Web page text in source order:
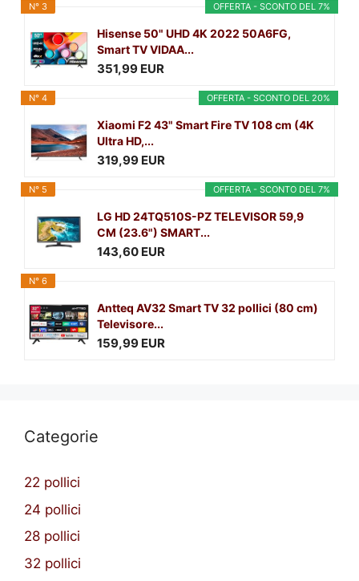
OFFERTA - SCONTO DEL 7%
N° 3
Hisense 50" UHD 4K 2022 50A6FG,
Smart TV VIDAA...
351,99 EUR
OFFERTA - SCONTO DEL 20%
N° 4
Xiaomi F2 43" Smart Fire TV 108 cm (4K
Ultra HD,...
319,99 EUR
OFFERTA - SCONTO DEL 7%
N° 5
LG HD 24TQ510S-PZ TELEVISOR 59,9
CM (23.6") SMART...
143,60 EUR
N° 6
Antteq AV32 Smart TV 32 pollici (80 cm)
Televisore...
159,99 EUR
Categorie
22 pollici
24 pollici
28 pollici
32 pollici